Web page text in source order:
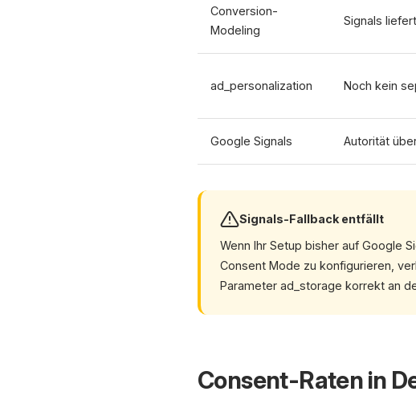
Conversion-
Modeling
Signals
ad_personalization Noch kein
Google Signals Autorität
Signals-Fallback entfällt
Wenn Ihr Setup bisher auf Google
Consent Mode zu konfigurieren,
Parameter ad_storage korrekt an
Consent-Raten in